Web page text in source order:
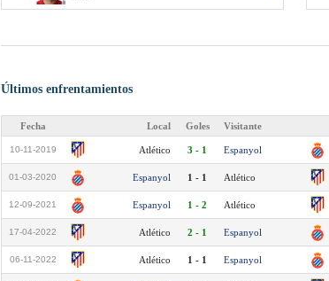
Últimos enfrentamientos
Fecha Local Goles Visitante
10-11-2019 Atlético 3 - 1 Espanyol
01-03-2020 Espanyol 1 - 1 Atlético
12-09-2021 Espanyol 1 - 2 Atlético
17-04-2022 Atlético 2 - 1 Espanyol
06-11-2022 Atlético 1 - 1 Espanyol